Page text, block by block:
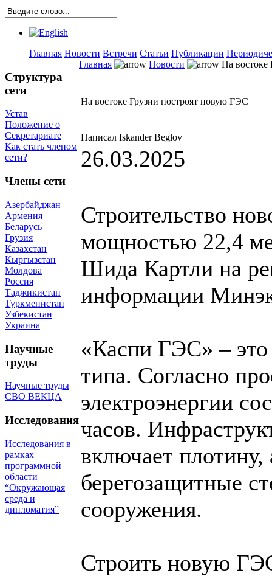
Главная Новости Встречи Статьи Публикации
Структура
сети
Устав
Положение о
Секретариате
Как стать членом
сети?
Члены сети
Азербайджан
Армения
Беларусь
Грузия
Казахстан
Кыргызстан
Молдова
Россия
Таджикистан
Туркменистан
Узбекистан
Украина
Научные
труды
Научные труды
СВО ВЕКЦА
Исследования
Исследования в
рамках
программной
области
“Окружающая
среда и
дипломатия”
Главная Новости На востоке
На востоке Грузии построят новую ГЭС
Написал Iskander Beglov
26.03.2025
Строительство
мощностью 22,4
Шида Картли на
информации
«Каспи ГЭС» – это
типа. Согласно
электроэнергии
часов.
включает
берегозащитные
сооружения.
Строить новую